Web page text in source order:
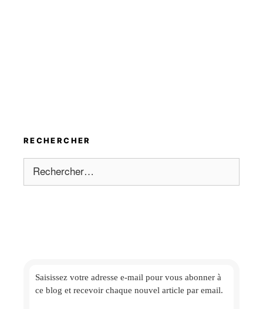
RECHERCHER
Saisissez votre adresse e-mail pour vous abonner à
ce blog et recevoir chaque nouvel article par email.